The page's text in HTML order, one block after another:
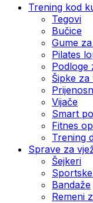
Trening kod
Tegovi
Bučice
Gume
Pilates
Podloge
Šipke za
Vijače
Smart
Fitnes
Trening
Sprave za
Šejkeri
Bandaže
Remeni